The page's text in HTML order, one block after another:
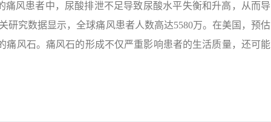
风患者中，尿酸排泄不足导致尿酸水平失衡和升高，从而导
研究数据显示，全球痛风患者人数高达5580万。在美国，预估
痛风石。痛风石的形成不仅严重影响患者的生活质量，还可能